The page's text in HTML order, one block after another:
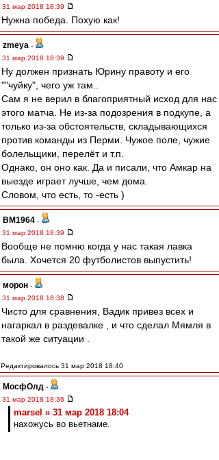
31 мар 2018 18:39
Нужна победа. Похую как!
zmeya -
31 мар 2018 18:39
Ну должен признать Юрину правоту и его
""чуйку", чего уж там..
Сам я не верил в благоприятный исход для нас
этого матча. Не из-за подозрения в подкупе, а
только из-за обстоятельств, складывающихся
против команды из Перми. Чужое поле, чужие
болельщики, перелёт и т.п.
Однако, он оно как. Да и писали, что Амкар на
выезде играет лучше, чем дома.
Словом, что есть, то -есть )
BM1964 -
31 мар 2018 18:39
Вообще не помню когда у нас такая лавка
была. Хочется 20 футболистов выпустить!
морон -
31 мар 2018 18:38
Чисто для сравнения, Вадик привез всех и
нагаркал в раздевалке , и что сделал Мямля в
такой же ситуации .
Редактировалось 31 мар 2018 18:40
МосфОлд -
31 мар 2018 18:36
marsel » 31 мар 2018 18:04
нахожусь во вьетнаме.